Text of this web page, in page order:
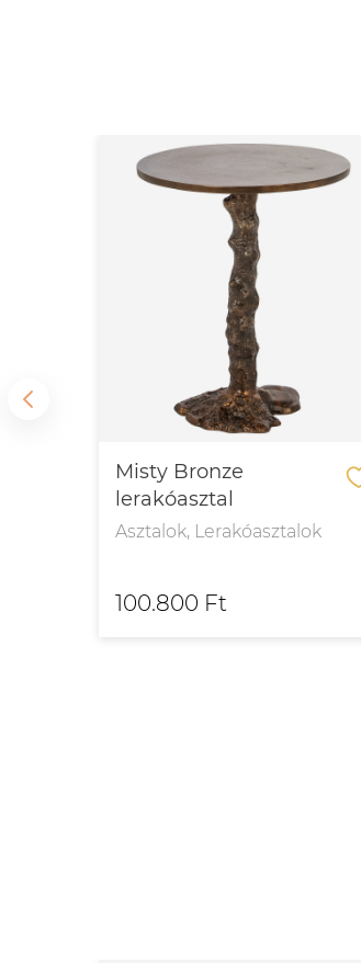
Misty Bronze
lerakóasztal
Asztalok, Lerakóasztalok
100.800 Ft